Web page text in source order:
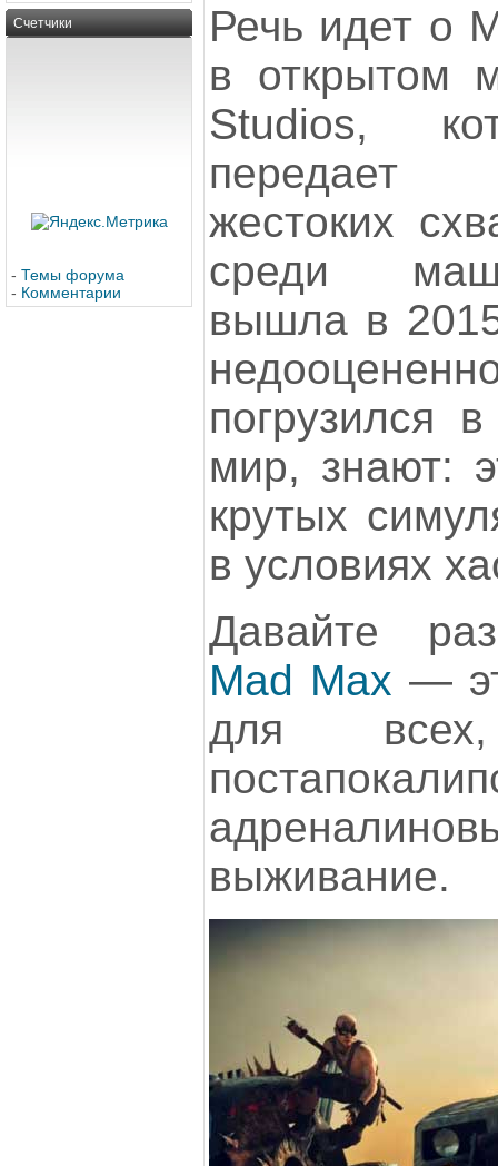
Счетчики
- Темы форума
- Комментарии
Речь идет о
в открытом
Studios,
передает
жестоких
среди
вышла в
погрузился
мир, знают:
крутых
в условиях
Давайте
Mad Max —
для
выживание.